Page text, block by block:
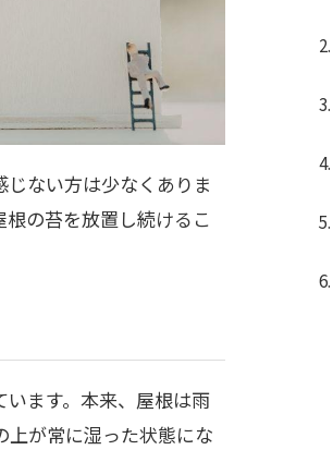
ない方は少なくありま
の苔を放置し続けるこ
ます。本来、屋根は雨
上が常に湿った状態にな